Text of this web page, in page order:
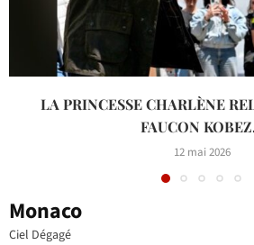
LA PRINCESSE CHARLÈNE
FAUCON
12 mai 2026
Monaco
Ciel Dégagé